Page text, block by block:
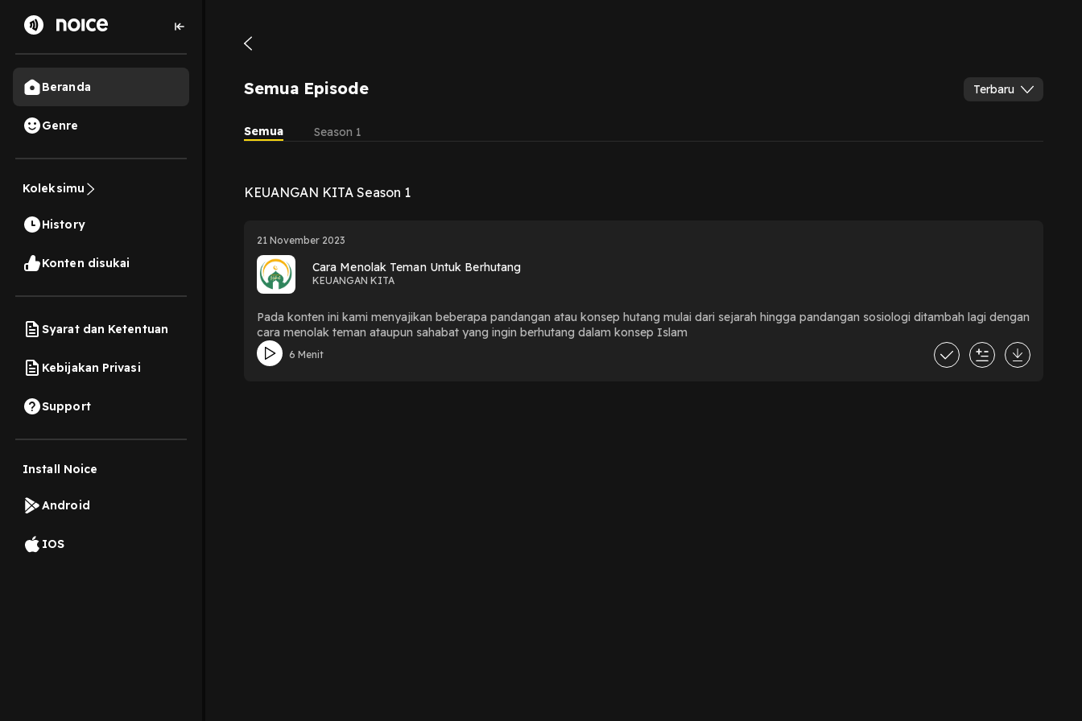
Beranda
Genre
Koleksimu
History
Konten disukai
Syarat dan Ketentuan
Kebijakan Privasi
Support
Install Noice
Android
IOS
Semua Episode Terbaru
Semua Season 1
KEUANGAN KITA Season 1
21 November 2023
Cara Menolak Teman Untuk Berhutang
KEUANGAN KITA
Pada konten ini kami menyajikan beberapa pandangan atau konsep hutang mulai dari sejarah hingga pandangan sosiologi ditambah lagi dengan
cara menolak teman ataupun sahabat yang ingin berhutang dalam konsep Islam
6 Menit